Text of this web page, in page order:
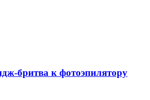
бритва к фотоэпилятору